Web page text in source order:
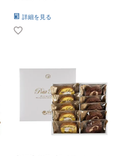
詳細を見る